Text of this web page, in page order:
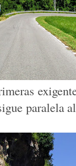
paralela